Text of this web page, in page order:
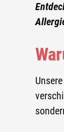
MITTEL
VERDAUUNG
ONLINE